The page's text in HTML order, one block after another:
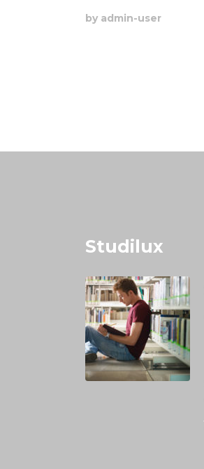
by admin-user
Studilux